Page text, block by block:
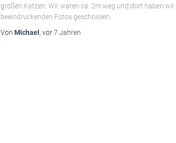
großen Katzen. Wir waren ca. 2m weg und dort haben wir
beeindruckenden Fotos geschossen.
Von Michael , vor7 Jahren